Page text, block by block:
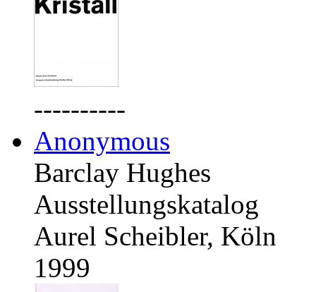
----------
Anonymous
Barclay Hughes
Ausstellungskatalog
Aurel Scheibler, Köln
1999